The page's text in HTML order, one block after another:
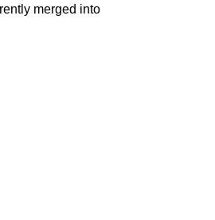
merged into